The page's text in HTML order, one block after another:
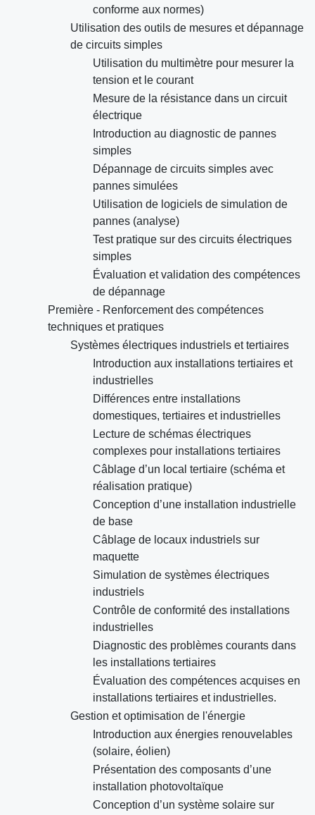
conforme aux normes)
Utilisation des outils de mesures et dépannage
de circuits simples
Utilisation du multimètre pour mesurer la
tension et le courant
Mesure de la résistance dans un circuit
électrique
Introduction au diagnostic de pannes
simples
Dépannage de circuits simples avec
pannes simulées
Utilisation de logiciels de simulation de
pannes (analyse)
Test pratique sur des circuits électriques
simples
Évaluation et validation des compétences
de dépannage
Première - Renforcement des compétences
techniques et pratiques
Systèmes électriques industriels et tertiaires
Introduction aux installations tertiaires et
industrielles
Différences entre installations
domestiques, tertiaires et industrielles
Lecture de schémas électriques
complexes pour installations tertiaires
Câblage d’un local tertiaire (schéma et
réalisation pratique)
Conception d’une installation industrielle
de base
Câblage de locaux industriels sur
maquette
Simulation de systèmes électriques
industriels
Contrôle de conformité des installations
industrielles
Diagnostic des problèmes courants dans
les installations tertiaires
Évaluation des compétences acquises en
installations tertiaires et industrielles.
Gestion et optimisation de l'énergie
Introduction aux énergies renouvelables
(solaire, éolien)
Présentation des composants d’une
installation photovoltaïque
Conception d’un système solaire sur